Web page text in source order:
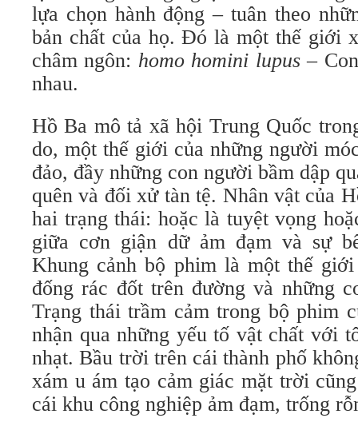
lựa chọn hành động – tuân theo
bản chất của họ. Đó là một thế giới
châm ngôn: homo homini lupus –
nhau.
Hồ Ba mô tả xã hội Trung Quốc
do, một thế giới của những người
đảo, đầy những con người bầm dập
quên và đối xử tàn tệ. Nhân vật của
hai trạng thái: hoặc là tuyệt vọng
giữa cơn giận dữ ảm đạm và sự
Khung cảnh bộ phim là một thế
đống rác đốt trên đường và những
Trạng thái trầm cảm trong bộ phim
nhận qua những yếu tố vật chất với
nhạt. Bầu trời trên cái thành phố
xám u ám tạo cảm giác mặt trời
cái khu công nghiệp ảm đạm, trống